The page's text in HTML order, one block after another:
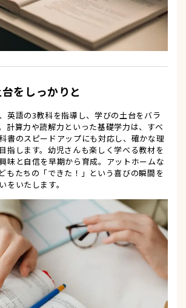
をしっかりと
英語の3教科を指導し、学びの土台をバラ
計算力や読解力といった基礎学力は、すべ
書のスピードアップにも対応し、確かな理
指します。幼児さんも楽しく学べる教材を
味と自信を早期から育成。アットホームな
もたちの「できた！」という喜びの瞬間を
をいたします。